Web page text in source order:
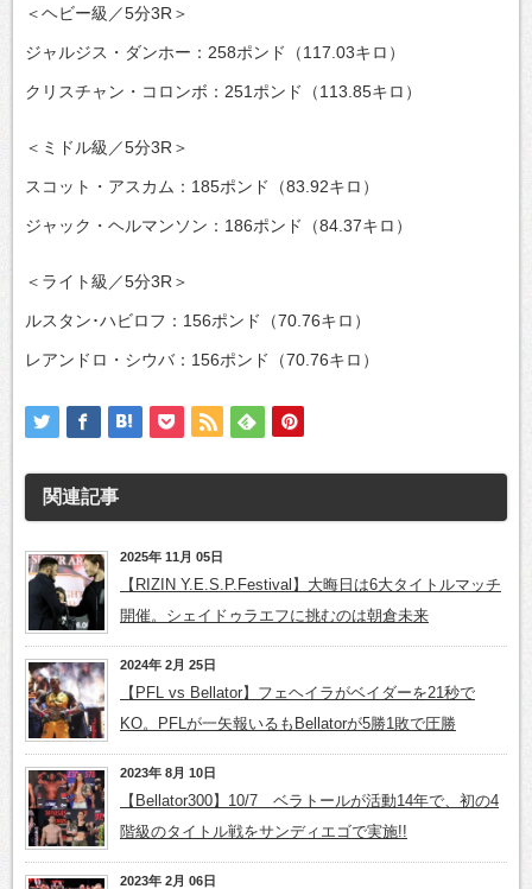
＜ヘビー級／5分3R＞
ジャルジス・ダンホー：258ポンド（117.03キロ）
クリスチャン・コロンボ：251ポンド（113.85キロ）
＜ミドル級／5分3R＞
スコット・アスカム：185ポンド（83.92キロ）
ジャック・ヘルマンソン：186ポンド（84.37キロ）
＜ライト級／5分3R＞
ルスタン･ハビロフ：156ポンド（70.76キロ）
レアンドロ・シウバ：156ポンド（70.76キロ）
関連記事
2025年 11月 05日
【RIZIN Y.E.S.P.Festival】大晦日は6大タイトルマッチ
開催。シェイドゥラエフに挑むのは朝倉未来
2024年 2月 25日
【PFL vs Bellator】フェヘイラがベイダーを21秒で
KO。PFLが一矢報いるもBellatorが5勝1敗で圧勝
2023年 8月 10日
【Bellator300】10/7 ベラトールが活動14年で、初の4
階級のタイトル戦をサンディエゴで実施!!
2023年 2月 06日